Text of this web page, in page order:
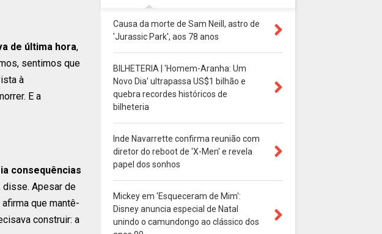
de última hora,
sentimos que
à
E a
consequências
disse. Apesar de
que mantê-
construir: a
Causa da morte de Sam Neill, astro de
'Jurassic Park', aos 78 anos
BILHETERIA | 'Homem-Aranha: Um
Novo Dia' ultrapassa US$1 bilhão e
quebra recordes históricos de
bilheteria
Inde Navarrette confirma reunião com
diretor do reboot de 'X-Men' e revela
papel dos sonhos
Mickey em 'Esqueceram de Mim':
Disney anuncia especial de Natal
unindo o camundongo ao clássico dos